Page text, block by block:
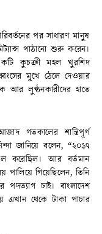
পর সাধারণ মানুষ
পাঠানো শুরু করেন।
কুচক্রী মহল খুরশিদ
মুখে ঠেলে দেওয়ার
আর লুণ্ঠনকারীদের হাতে
গতকালের শান্তিপূর্ণ
জানিয়ে বলেন, “২০১৭
করেছিল। আর বর্তমান
গিয়েছিলেন, তিনি
চাই। বাংলাদেশ
এখান থেকে টাকা পাচার